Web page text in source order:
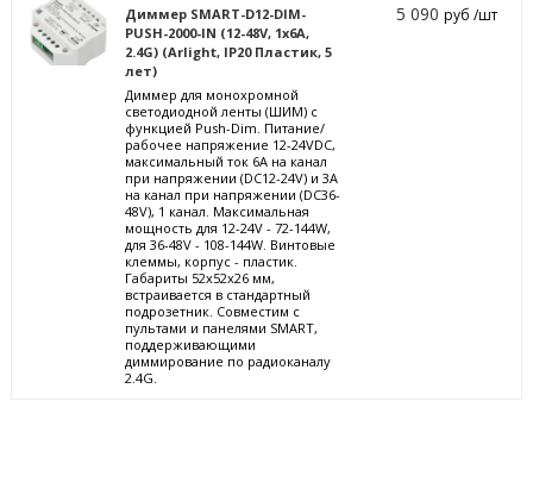
Диммер SMART-D12-DIM-
PUSH-2000-IN (12-48V, 1x6A,
2.4G) (Arlight, IP20 Пластик, 5
лет)
Диммер для монохромной
светодиодной ленты (ШИМ) с
функцией Push-Dim. Питание/
рабочее напряжение 12-24VDC,
максимальный ток 6A на канал
при напряжении (DC12-24V) и 3А
на канал при напряжении (DC36-
48V), 1 канал. Максимальная
мощность для 12-24V - 72-144W,
для 36-48V - 108-144W. Винтовые
клеммы, корпус - пластик.
Габариты 52x52x26 мм,
встраивается в стандартный
подрозетник. Совместим с
пультами и панелями SMART,
поддерживающими
диммирование по радиоканалу
2.4G.
5 090руб /шт